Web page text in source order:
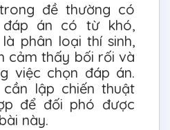
đề thường có
án có từ khó,
phân loại thí sinh,
cảm thấy bối rối và
việc chọn đáp án.
lập chiến thuật
để đối phó được
này.